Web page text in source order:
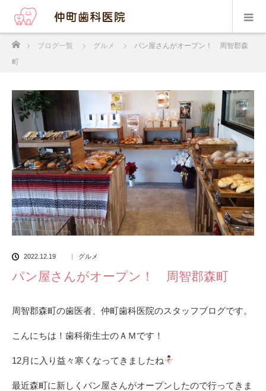
ブログ一覧 グルメ
パン屋さんがオープン！ 周智郡森
町
2022.12.19 グルメ
パン屋さんがオープン！ 周智郡森町
周智郡森町の歯医者、仲町歯科医院のスタッフブログです。
こんにちは！歯科衛生士のＡＭです！
12月に入り益々寒くなってきましたね
最近森町に新しくパン屋さんがオープンしたので行ってきま